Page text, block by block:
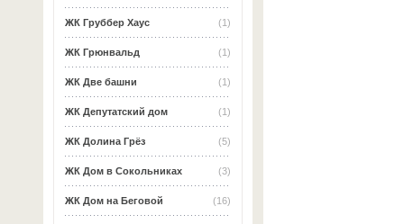
(1)
ЖК Груббер Хаус
(1)
ЖК Грюнвальд
(1)
ЖК Две башни
(1)
ЖК Депутатский дом
(5)
ЖК Долина Грёз
(3)
ЖК Дом в Сокольниках
(16)
ЖК Дом на Беговой